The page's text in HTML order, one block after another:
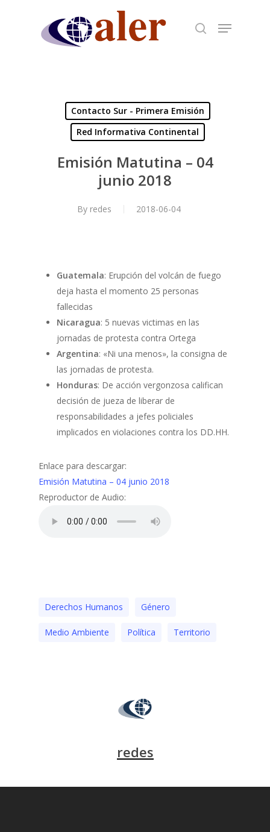
Contacto Sur - Primera Emisión
Red Informativa Continental
Emisión Matutina – 04
junio 2018
By redes 2018-06-04
Guatemala: Erupción del volcán de fuego
deja hasta el momento 25 personas
fallecidas
Nicaragua: 5 nuevas victimas en las
jornadas de protesta contra Ortega
Argentina: «Ni una menos», la consigna de
las jornadas de protesta.
Honduras: De acción vergonzosa califican
decisión de jueza de liberar de
responsabilidades a jefes policiales
implicados en violaciones contra los DD.HH.
Enlace para descargar:
Emisión Matutina – 04 junio 2018
Reproductor de Audio:
Derechos Humanos Género
Medio Ambiente Polí­tica Territorio
redes